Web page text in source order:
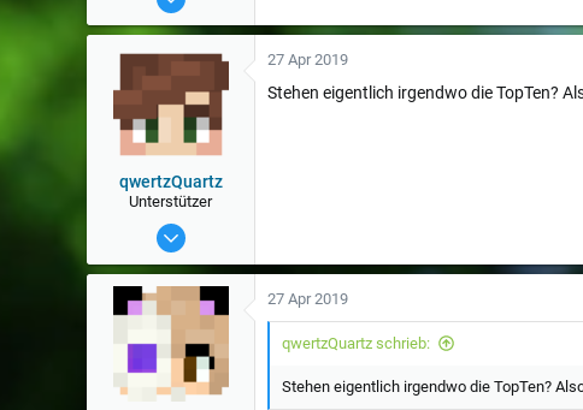
qwertzQuartz
Unterstützer
30 Mai 2018
27 Apr 2019
Stehen eigentlich irgendwo die TopTen?
27 Apr 2019
qwertzQuartz schrieb:
Stehen eigentlich irgendwo die TopTen?